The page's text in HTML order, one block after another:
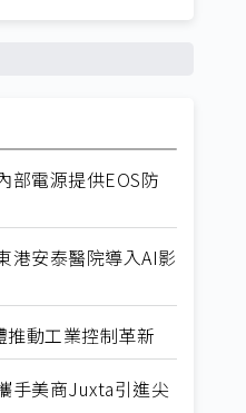
部電源提供EOS防
港安泰醫院導入AI影
動工業控制革新
手美商Juxta引進尖